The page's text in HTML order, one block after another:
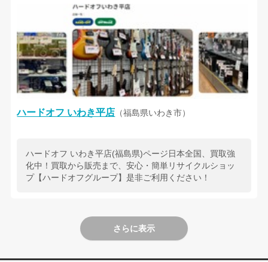
ハードオフ いわき平店 （福島県いわき市）
ハードオフ いわき平店(福島県)ページ日本全国、買取強
化中！買取から販売まで、安心・簡単リサイクルショッ
プ【ハードオフグループ】是非ご利用ください！
さらに表示